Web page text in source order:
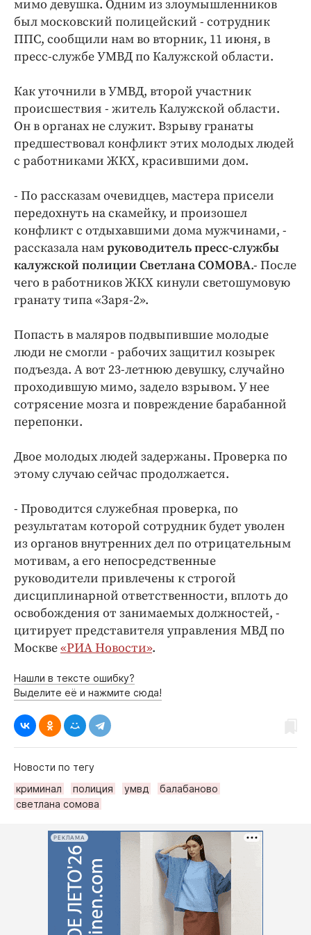
Интересное чтиво
Клиника года
Бренд года
Работодатель года
мимо девушка. Одним из злоумышленников
был московский полицейский - сотрудник
ППС, сообщили нам во вторник, 11 июня, в
пресс-службе УМВД по Калужской области.
Как уточнили в УМВД, второй участник
происшествия - житель Калужской области.
Он в органах не служит. Взрыву гранаты
предшествовал конфликт этих молодых людей
с работниками ЖКХ, красившими дом.
- По рассказам очевидцев, мастера присели
передохнуть на скамейку, и произошел
конфликт с отдыхавшими дома мужчинами, -
рассказала намруководитель пресс-службы
калужской полиции Светлана СОМОВА.- После
чего в работников ЖКХ кинули светошумовую
гранату типа «Заря-2».
Попасть в маляров подвыпившие молодые
люди не смогли - рабочих защитил козырек
подъезда. А вот 23-летнюю девушку, случайно
проходившую мимо, задело взрывом. У нее
сотрясение мозга и повреждение барабанной
перепонки.
Двое молодых людей задержаны. Проверка по
этому случаю сейчас продолжается.
- Проводится служебная проверка, по
результатам которой сотрудник будет уволен
из органов внутренних дел по отрицательным
мотивам, а его непосредственные
руководители привлечены к строгой
дисциплинарной ответственности, вплоть до
освобождения от занимаемых должностей, -
цитирует представителя управления МВД по
Москве«РИА Новости».
Нашли в тексте ошибку?
Выделите её и нажмите сюда!
Новости по тегу
криминал
полиция умвд
балабаново
светлана сомова
РЕКЛАМА